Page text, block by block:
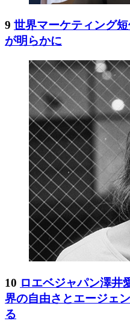
9 世界マーケティング
が明らかに
10 ロエベジャパン澤井
界の自由さとエージェ
る